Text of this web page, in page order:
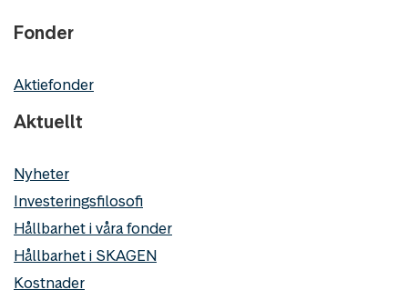
Fonder
Aktiefonder
Aktuellt
Nyheter
Investeringsfilosofi
Hållbarhet i våra fonder
Hållbarhet i SKAGEN
Kostnader